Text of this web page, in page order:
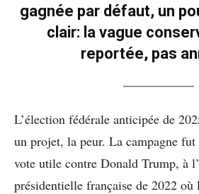
gagnée par défaut, un
clair: la vague
reportée, pas
L’élection fédérale anticipée de
un projet, la peur. La campagne fut
vote utile contre Donald Trump, à
présidentielle française de 2022